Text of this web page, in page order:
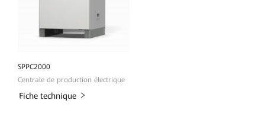
SPPC2000
Centrale de production électrique
Fiche technique